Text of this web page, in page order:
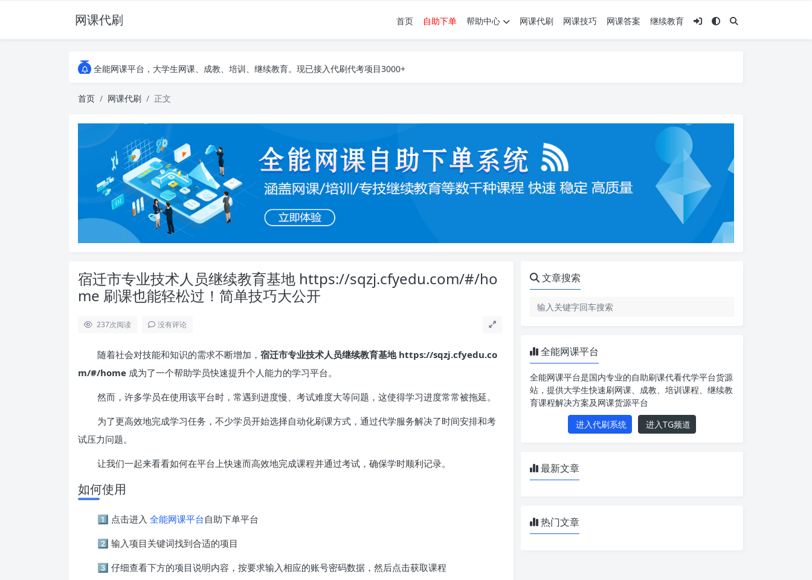
网课代刷 首页 自助下单 帮助中心 网课代刷 网课技巧 网课答案 继续教育
AI论文写作平台，根据真实文献内容生成论文
全能网课平台，大学生网课、成教、培训、继续教育。现已接入代刷代考项目3000+
全能网课平台，大学生网课、成教、培训、继续教育。现已接入代刷代考项目3000+
首页 网课代刷 正文
宿迁市专业技术人员继续教育基地 https://sqzj.cfyedu.com/#/ho
me 刷课也能轻松过！简单技巧大公开
237次阅读 没有评论
随着社会对技能和知识的需求不断增加， 宿迁市专业技术人员继续教育基地 https://sqzj.cfyedu.co
m/#/home 成为了一个帮助学员快速提升个人能力的学习平台。
然而，许多学员在使用该平台时，常遇到进度慢、考试难度大等问题，这使得学习进度常常被拖延。
为了更高效地完成学习任务，不少学员开始选择自动化刷课方式，通过代学服务解决了时间安排和考
试压力问题。
让我们一起来看看如何在平台上快速而高效地完成课程并通过考试，确保学时顺利记录。
如何使用
1️⃣ 点击进入 全能网课平台自助下单平台
2️⃣ 输入项目关键词找到合适的项目
3️⃣ 仔细查看下方的项目说明内容，按要求输入相应的账号密码数据，然后点击获取课程
文章搜索
全能网课平台
全能网课平台是国内专业的自助刷课代看代学平台货源
站，提供大学生快速刷网课、成教、培训课程、继续教
育课程解决方案及网课货源平台
进入代刷系统
进入TG频道
最新文章
热门文章